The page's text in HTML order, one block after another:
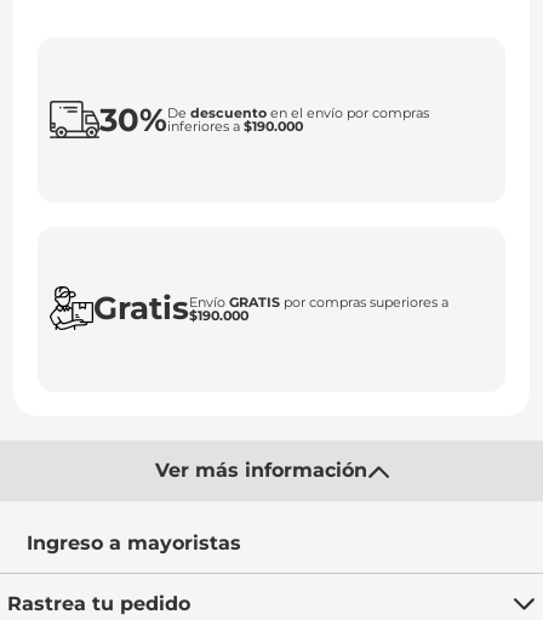
30%Dedescuento en el envío por compras
inferiores a$190.000
GratisEnvíoGRATIS por compras superiores a
$190.000
Ver más información
Ingreso a mayoristas
Rastrea tu pedido